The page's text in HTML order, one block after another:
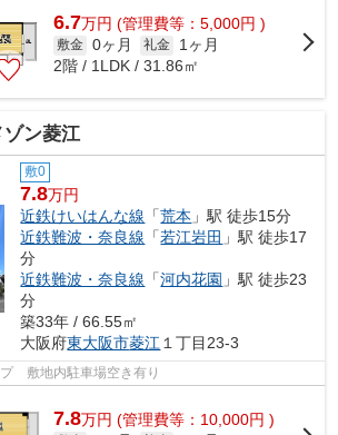
6.7万円 (管理費等：5,000円 )
敷金 0ヶ月 礼金
1ヶ月
2階 / 1LDK / 31.86㎡
ゾン菱江
敷0
7.8万円
近鉄けいはんな線 「荒本 」駅 徒歩15分
近鉄難波・奈良線 「若江岩田 」駅 徒歩17
分
近鉄難波・奈良線 「河内花園 」駅 徒歩23
分
築33年 / 66.55㎡
大阪府東大阪市菱江１丁目23-3
プ 敷地内駐車場空き有り
7.8万円 (管理費等：10,000円 )